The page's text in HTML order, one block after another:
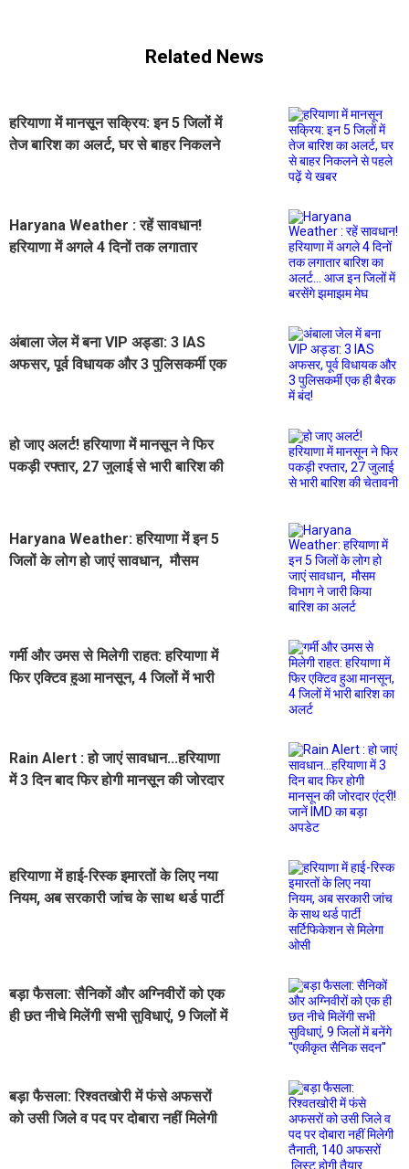
Related News
हरियाणा में मानसून सक्रिय: इन 5 जिलों में
तेज बारिश का अलर्ट, घर से बाहर निकलने
Haryana Weather : रहें सावधान!
हरियाणा में अगले 4 दिनों तक लगातार
अंबाला जेल में बना VIP अड्डा: 3 IAS
अफसर, पूर्व विधायक और 3 पुलिसकर्मी एक
हो जाए अलर्ट! हरियाणा में मानसून ने फिर
पकड़ी रफ्तार, 27 जुलाई से भारी बारिश की
Haryana Weather: हरियाणा में इन 5
जिलों के लोग हो जाएं सावधान, मौसम
गर्मी और उमस से मिलेगी राहत: हरियाणा में
फिर एक्टिव हुआ मानसून, 4 जिलों में भारी
Rain Alert : हो जाएं सावधान...हरियाणा
में 3 दिन बाद फिर होगी मानसून की जोरदार
हरियाणा में हाई-रिस्क इमारतों के लिए नया
नियम, अब सरकारी जांच के साथ थर्ड पार्टी
बड़ा फैसला: सैनिकों और अग्निवीरों को एक
ही छत नीचे मिलेंगी सभी सुविधाएं, 9 जिलों में
बड़ा फैसला: रिश्वतखोरी में फंसे अफसरों
को उसी जिले व पद पर दोबारा नहीं मिलेगी